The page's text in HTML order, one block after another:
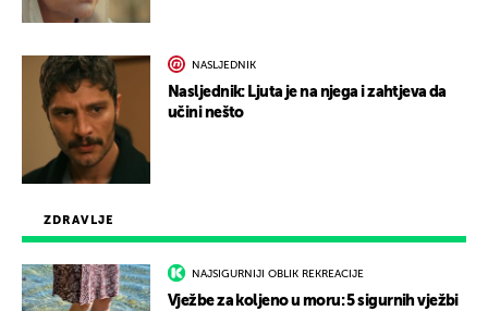
ZDRAVLJE
NAJSIGURNIJI OBLIK REKREACIJE
Vježbe za koljeno u moru: 5 sigurnih vježbi
NASLJEDNIK
Nasljednik: Ljuta je na njega i zahtjeva da
učini nešto